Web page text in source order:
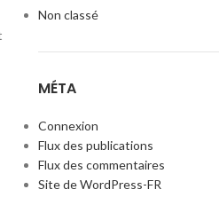
Non classé
MÉTA
Connexion
Flux des publications
Flux des commentaires
Site de WordPress-FR